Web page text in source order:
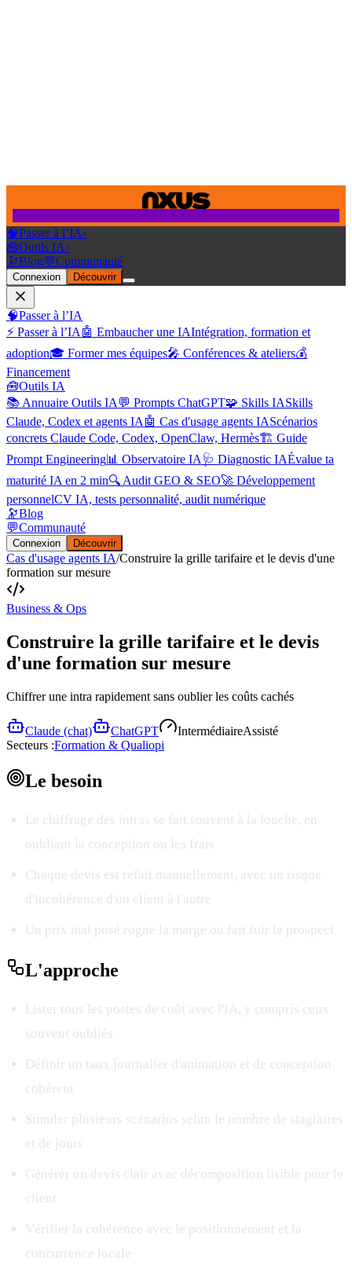
🧠Passer à l’IA›
🧰Outils IA›
🔭Blog💬Communauté
Connexion Découvrir
🧠Passer à l’IA
⚡ Passer à l’IA 🤖 Embaucher une IAIntégration, formation et
adoption🎓 Former mes équipes🎤 Conférences & ateliers💰
Financement
🧰Outils IA
📚 Annuaire Outils IA 💬 Prompts ChatGPT🧩 Skills IASkills
Claude, Codex et agents IA 🤖 Cas d'usage agents IAScénarios
concrets Claude Code, Codex, OpenClaw, Hermès🏗️ Guide
Prompt Engineering📊 Observatoire IA 🩺 Diagnostic IAÉvalue ta
maturité IA en 2 min🔍 Audit GEO & SEO🚀 Développement
personnelCV IA, tests personnalité, audit numérique
🔭Blog
💬Communauté
Connexion Découvrir
Cas d'usage agents IA/Construire la grille tarifaire et le devis d'une
formation sur mesure
Business & Ops
Construire la grille tarifaire et le devis
d'une formation sur mesure
Chiffrer une intra rapidement sans oublier les coûts cachés
Claude (chat) ChatGPT IntermédiaireAssisté
Secteurs :Formation & Qualiopi
Le besoin
Le chiffrage des intras se fait souvent à la louche, en
oubliant la conception ou les frais
Chaque devis est refait manuellement, avec un risque
d'incohérence d'un client à l'autre
Un prix mal posé rogne la marge ou fait fuir le prospect
L'approche
Lister tous les postes de coût avec l'IA, y compris ceux
souvent oubliés
Définir un taux journalier d'animation et de conception
cohérent
Simuler plusieurs scénarios selon le nombre de stagiaires
et de jours
Générer un devis clair avec décomposition lisible pour le
client
Vérifier la cohérence avec le positionnement et la
concurrence locale